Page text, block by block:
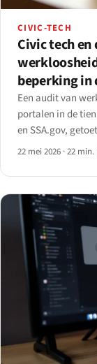
CIVIC-TECH
Civic tech
beperking in
Een audit van
portalen in de
en SSA.gov,
eindregel van
22 mei 2026 ·22 min.